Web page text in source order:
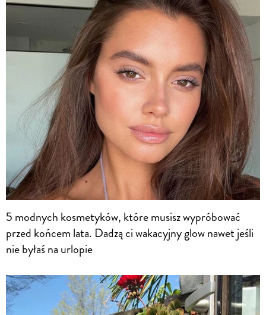
5 modnych kosmetyków, które musisz wypróbować
przed końcem lata. Dadzą ci wakacyjny glow nawet jeśli
nie byłaś na urlopie